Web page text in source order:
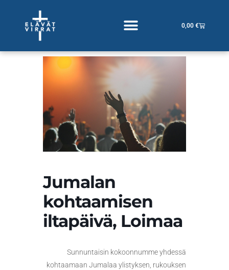
0,00 €Cart
Jumalan
kohtaamisen
iltapäivä, Loimaa
Sunnuntaisin kokoonnumme yhdessä
kohtaamaan Jumalaa ylistyksen, rukouksen